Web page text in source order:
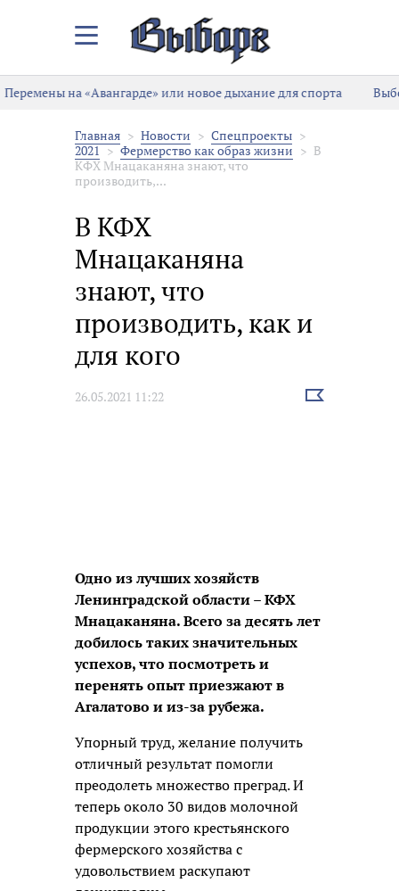
Закрыть/
меню
Перемены на «Авангарде» или новое дыхание для спорта
Главная Новости
Спецпроекты
2021
Фермерство как образ жизни
В
КФХ Мнацаканяна знают, что
производить,...
В КФХ
Мнацаканяна
знают, что
производить, как и
для кого
26.05.2021 11:22
Выбрать
Одно из лучших хозяйств
Ленинградской области – КФХ
Мнацаканяна. Всего за десять лет
добилось таких значительных
успехов, что посмотреть и
перенять опыт приезжают в
Агалатово и из-за рубежа.
Упорный труд, желание получить
отличный результат помогли
преодолеть множество преград. И
теперь около 30 видов молочной
продукции этого крестьянского
фермерского хозяйства с
удовольствием раскупают